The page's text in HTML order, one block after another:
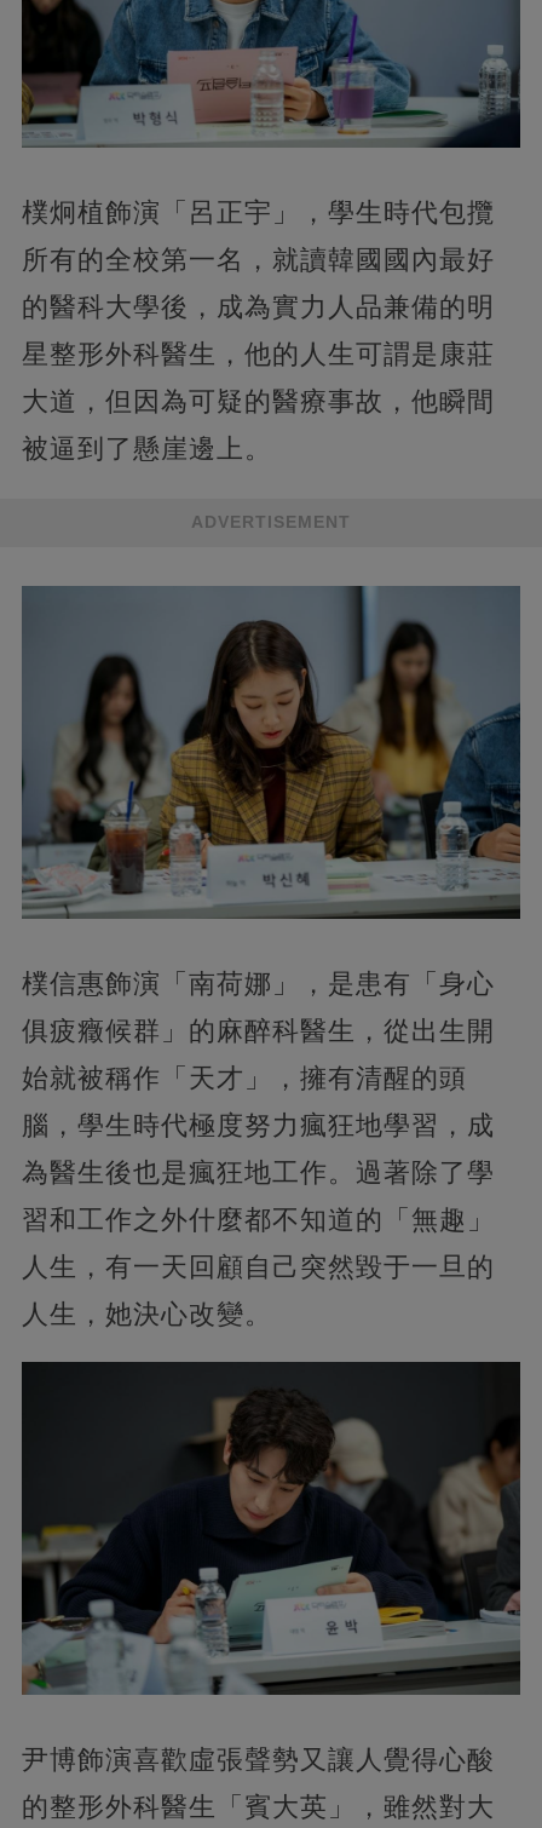
樸炯植飾演「呂正宇」，學生時代包攬
所有的全校第一名，就讀韓國國內最好
的醫科大學後，成為實力人品兼備的明
星整形外科醫生，他的人生可謂是康莊
大道，但因為可疑的醫療事故，他瞬間
被逼到了懸崖邊上。
ADVERTISEMENT
樸信惠飾演「南荷娜」，是患有「身心
俱疲癥候群」的麻醉科醫生，從出生開
始就被稱作「天才」，擁有清醒的頭
腦，學生時代極度努力瘋狂地學習，成
為醫生後也是瘋狂地工作。過著除了學
習和工作之外什麼都不知道的「無趣」
人生，有一天回顧自己突然毀于一旦的
人生，她決心改變。
尹博飾演喜歡虛張聲勢又讓人覺得心酸
的整形外科醫生「賓大英」，雖然對大